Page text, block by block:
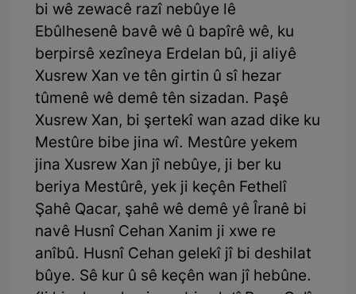
bi wê zewacê razî nebûye lê
Ebûlhesenê bavê wê û bapîrê wê, ku
berpirsê xezîneya Erdelan bû, ji aliyê
Xusrew Xan ve tên girtin û sî hezar
tûmenê wê demê tên sizadan. Paşê
Xusrew Xan, bi şertekî wan azad dike ku
Mestûre bibe jina wî. Mestûre yekem
jina Xusrew Xan jî nebûye, ji ber ku
beriya Mestûrê, yek ji keçên Fethelî
Şahê Qacar, şahê wê demê yê Îranê bi
navê Husnî Cehan Xanim ji xwe re
anîbû. Husnî Cehan gelekî jî bi deshilat
bûye. Sê kur û sê keçên wan jî hebûne.